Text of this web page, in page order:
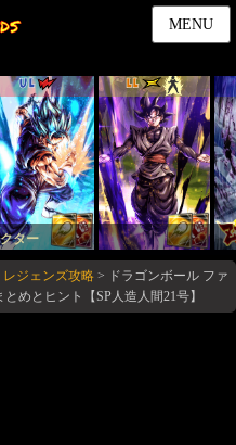
MENU
UL LL
ター
レジェンズ攻略 > ドラゴンボール ファ
めとヒント【SP人造人間21号】